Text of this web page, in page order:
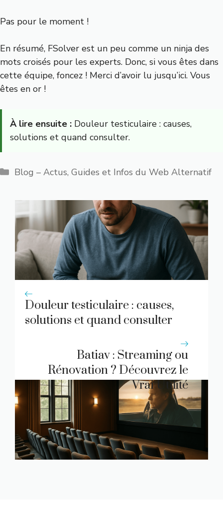
Pas pour le moment !
En résumé, FSolver est un peu comme un ninja des
mots croisés pour les experts. Donc, si vous êtes dans
cette équipe, foncez ! Merci d’avoir lu jusqu’ici. Vous
êtes en or !
À lire ensuite : Douleur testiculaire : causes,
solutions et quand consulter.
Catégories
Blog – Actus, Guides et Infos du Web Alternatif
Douleur testiculaire : causes,
solutions et quand consulter
Batiav : Streaming ou
Rénovation ? Découvrez le
Vrai Utilité